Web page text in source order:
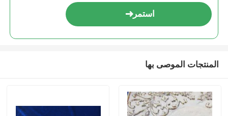
استمر
المنتجات الموصى بها